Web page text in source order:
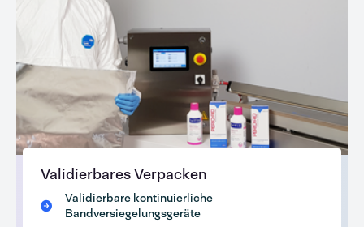
Validierbares Verpacken
Validierbare kontinuierliche
Bandversiegelungsgeräte